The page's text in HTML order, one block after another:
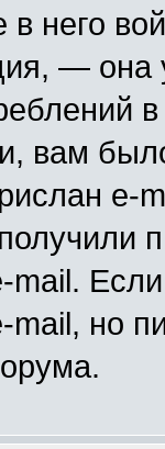
в него
—
вам
e-
mail.
но